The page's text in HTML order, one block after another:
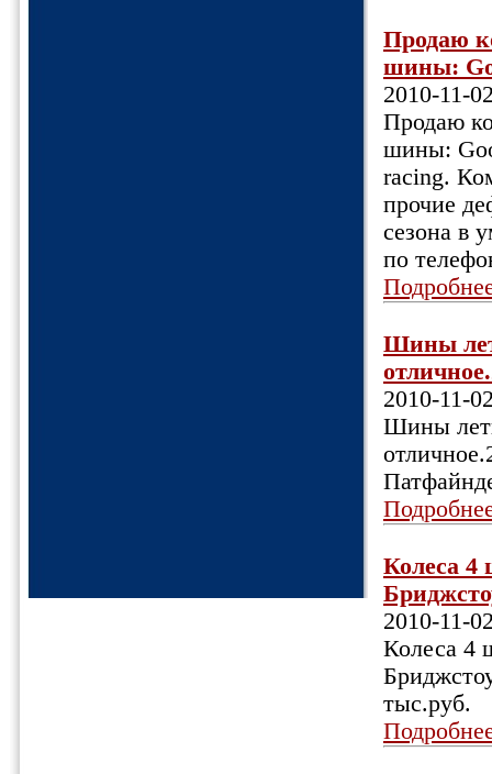
Продаю
шины:
2010-11-
Продаю
шины:
racing.
прочие
сезона в
по
Шины
2010-11-
Шины
Колеса 4
2010-11-
Колеса 4
тыс.руб.